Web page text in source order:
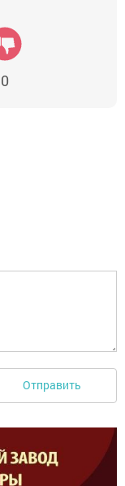
0
Отправить